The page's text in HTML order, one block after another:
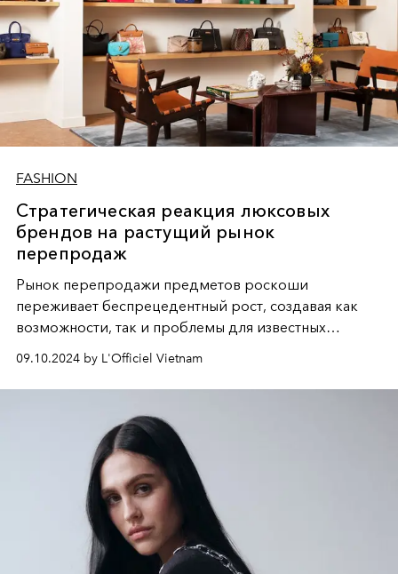
FASHION
Стратегическая реакция люксовых
брендов на растущий рынок
перепродаж
Рынок перепродажи предметов роскоши
переживает беспрецедентный рост, создавая как
возможности, так и проблемы для известных
L'Officiel
рассматривает стратегии,
применяемые домами роскоши для защиты своих
интересов и адаптации к меняющемуся ландшафту.
09.10.2024 by L'Officiel Vietnam